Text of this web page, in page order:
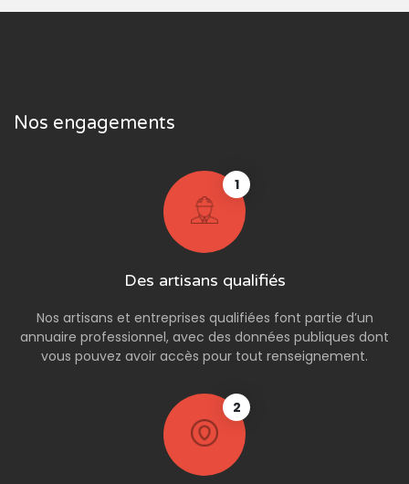
Nos engagements
1
Des artisans qualifiés
Nos artisans et entreprises qualifiées font partie d’un
annuaire professionnel, avec des données publiques dont
vous pouvez avoir accès pour tout renseignement.
2